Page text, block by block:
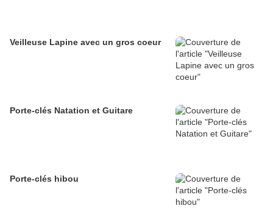
Veilleuse Lapine avec un gros coeur
Porte-clés Natation et Guitare
Porte-clés hibou